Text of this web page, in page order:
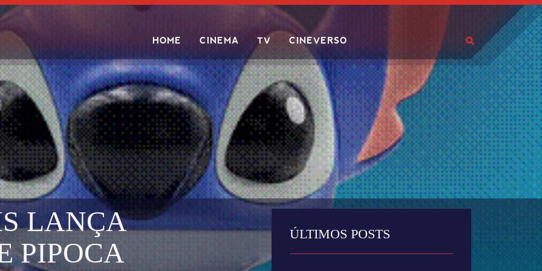
HOME CINEMA TV CINEVERSO
Search
LANÇA
PIPOCA
ÚLTIMOS POSTS